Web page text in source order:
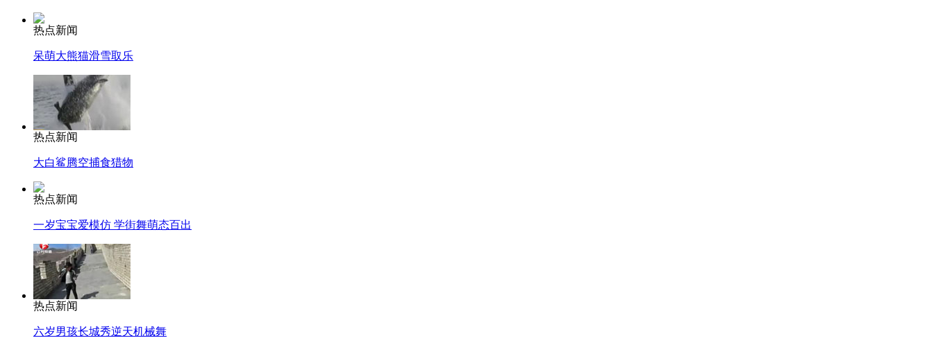
热点新闻
呆萌大熊猫滑雪取乐
热点新闻
大白鲨腾空捕食猎物
热点新闻
一岁宝宝爱模仿 学街舞萌态百出
热点新闻
六岁男孩长城秀逆天机械舞